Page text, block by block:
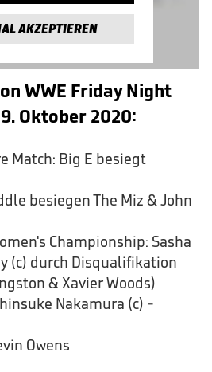
AKZEPTIEREN
WWE Friday Night
Oktober 2020:
Match: Big E besiegt
besiegen The Miz & John
Championship: Sasha
(c) durch Disqualifikation
& Xavier Woods)
Nakamura (c) -
Owens